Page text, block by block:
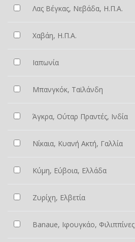
Λας Βέγκας, Νεβάδα, Η.Π.Α.
Χαβάη, Η.Π.Α.
Ιαπωνία
Μπανγκόκ, Ταϊλάνδη
Άγκρα, Ούταρ Πραντές, Ινδία
Νίκαια, Κυανή Ακτή, Γαλλία
Κύμη, Εύβοια, Ελλάδα
Ζυρίχη, Ελβετία
Banaue, Ιφουγκάο, Φιλιππίνες